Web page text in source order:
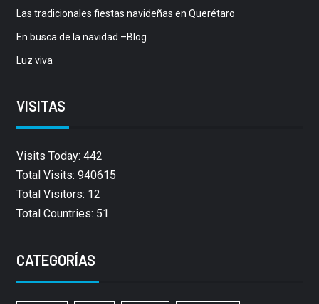
Las tradicionales fiestas navideñas en Querétaro
En busca de la navidad –Blog
Luz viva
VISITAS
Visits Today: 442
Total Visits: 940615
Total Visitors: 12
Total Countries: 51
CATEGORÍAS